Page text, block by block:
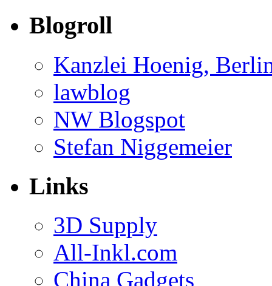
Blogroll
Kanzlei Hoenig,
lawblog
NW Blogspot
Stefan Niggemeier
Links
3D Supply
All-Inkl.com
China Gadgets